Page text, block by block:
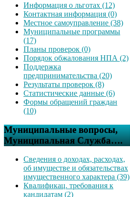
Информация о льготах (12)
Контактная информация (0)
Местное самоуправление (38)
Муниципальные программы
(17)
Планы проверок (0)
Порядок обжалования НПА (2)
Поддержка
предпринимательства (20)
Результаты проверок (8)
Статистические данные (6)
Формы обращений граждан
(10)
Муниципальные вопросы,
Муниципальная Служба….
Сведения о доходах, расходах,
об имуществе и обязательствах
имущественного характера (39)
Квалификац. требования к
кандидатам (2)